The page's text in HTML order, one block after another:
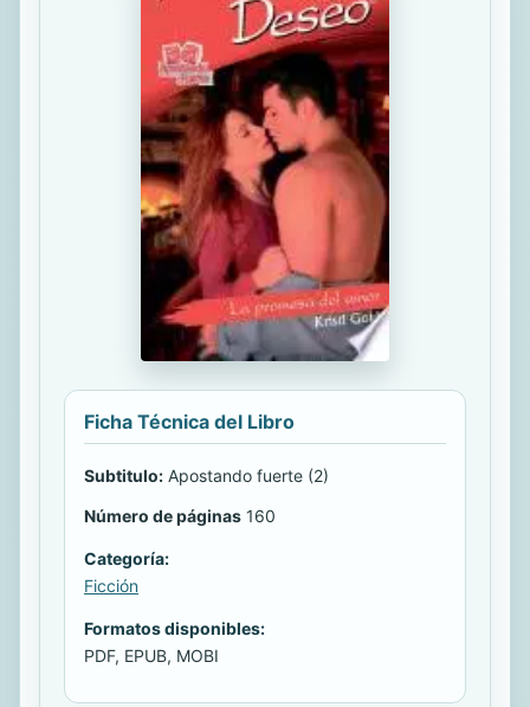
Ficha Técnica del Libro
Subtitulo: Apostando fuerte (2)
Número de páginas 160
Categoría:
Ficción
Formatos disponibles:
PDF, EPUB, MOBI